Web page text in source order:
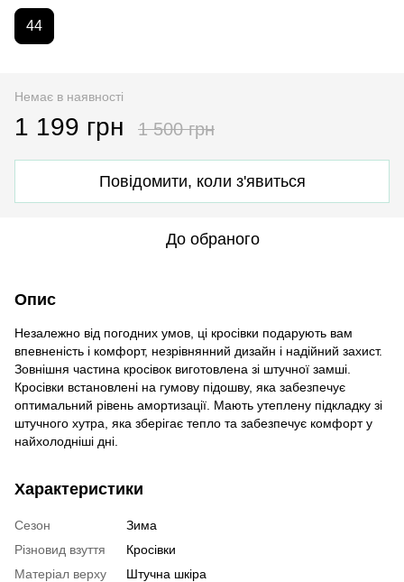
44
Немає в наявності
1 199 грн 1 500 грн
Повідомити, коли з'явиться
До обраного
Опис
Незалежно від погодних умов, ці кросівки подарують вам
впевненість і комфорт, незрівнянний дизайн і надійний захист.
Зовнішня частина кросівок виготовлена зі штучної замші.
Кросівки встановлені на гумову підошву, яка забезпечує
оптимальний рівень амортизації. Мають утеплену підкладку зі
штучного хутра, яка зберігає тепло та забезпечує комфорт у
найхолодніші дні.
Характеристики
Сезон
Зима
Різновид взуття
Кросівки
Матеріал верху
Штучна шкіра